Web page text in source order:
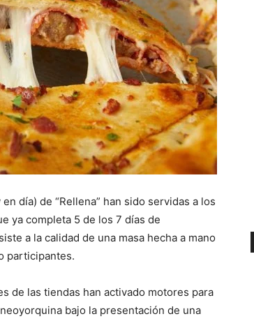
día) de “Rellena” han sido servidas a los
ya completa 5 de los 7 días de
a la calidad de una masa hecha a mano
participantes.
de las tiendas han activado motores para
bajo la presentación de una